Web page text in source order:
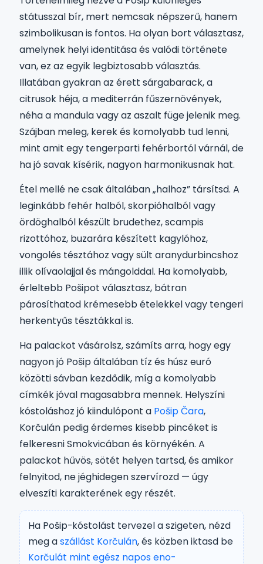
státusszal bír, mert nemcsak népszerű, hanem
szimbolikusan is fontos. Ha olyan bort választasz,
amelynek helyi identitása és valódi története
van, ez az egyik legbiztosabb választás.
Illatában gyakran az érett sárgabarack, a
citrusok héja, a mediterrán fűszernövények,
néha a mandula vagy az aszalt füge jelenik meg.
Szájban meleg, kerek és komolyabb tud lenni,
mint amit egy tengerparti fehérbortól várnál, de
ha jó savak kísérik, nagyon harmonikusnak hat.
Étel mellé ne csak általában „halhoz” társítsd. A
leginkább fehér halból, skorpióhalból vagy
ördöghalból készült brudethez, scampis
rizottóhoz, buzarára készített kagylóhoz,
vongolés tésztához vagy sült aranydurbincshoz
illik olívaolajjal és mángolddal. Ha komolyabb,
érleltebb Pošipot választasz, bátran
párosíthatod krémesebb ételekkel vagy tengeri
herkentyűs tésztákkal is.
Ha palackot vásárolsz, számíts arra, hogy egy
nagyon jó Pošip általában tíz és húsz euró
közötti sávban kezdődik, míg a komolyabb
címkék jóval magasabbra mennek. Helyszíni
kóstoláshoz jó kiindulópont a Pošip Čara,
Korčulán pedig érdemes kisebb pincéket is
felkeresni Smokvicában és környékén. A
palackot hűvös, sötét helyen tartsd, és amikor
felnyitod, ne jéghidegen szervírozd — úgy
elveszíti karakterének egy részét.
Ha Pošip-kóstolást tervezel a szigeten, nézd
meg aszállást Korčulán, és közben iktasd be
Korčulát mint egész napos eno-